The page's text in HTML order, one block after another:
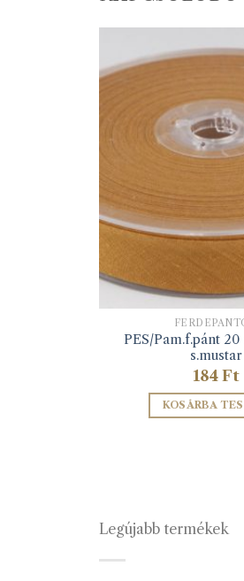
PES/Pam.f.pánt 20
s.mustar
184Ft
KOSÁRBA
Legújabb termékek